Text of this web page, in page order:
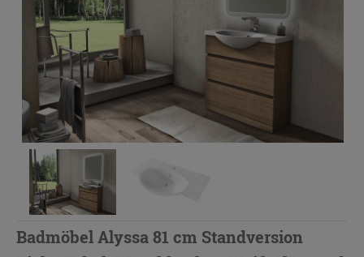
Badmöbel Alyssa 81 cm Standversion